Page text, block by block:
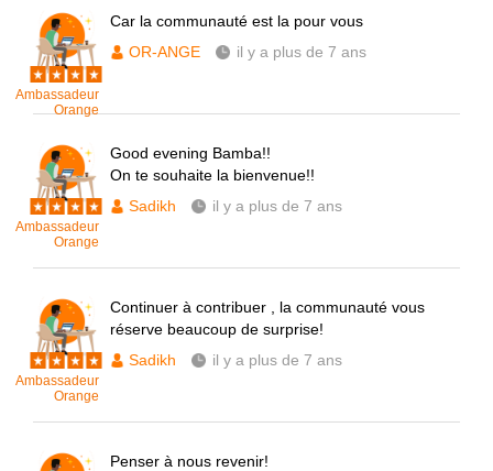
Ambassadeur
Orange
Car la communauté est la pour vous
OR-ANGE
il y a plus de 7 ans
Ambassadeur
Orange
Good evening Bamba!!
On te souhaite la bienvenue!!
Sadikh
il y a plus de 7 ans
Ambassadeur
Orange
Continuer à contribuer , la communauté vous
réserve beaucoup de surprise!
Sadikh
il y a plus de 7 ans
Penser à nous revenir!